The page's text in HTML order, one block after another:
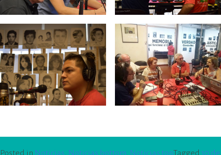
Posted in Noticias, Noticias bottom, Noticias topTagged 10 de